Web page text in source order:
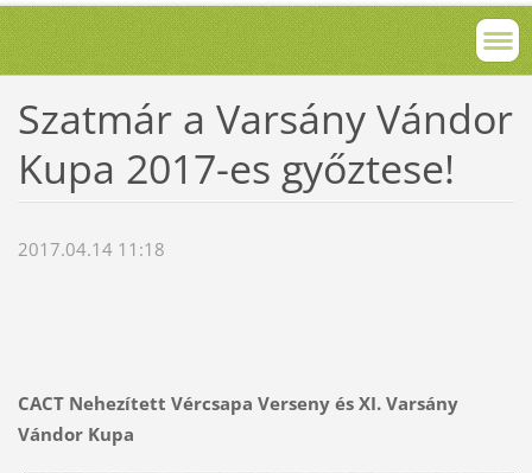
Szatmár a Varsány Vándor
Kupa 2017-es győztese!
2017.04.14 11:18
CACT Nehezített Vércsapa Verseny és XI. Varsány
Vándor Kupa